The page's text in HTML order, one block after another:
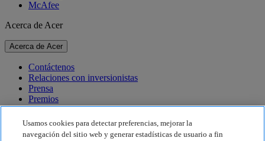
McAfee
Acerca de Acer
Acerca de Acer
Contáctenos
Relaciones con inversionistas
Prensa
Premios
Eventos
Sostenibilidad
Usamos cookies para detectar preferencias, mejorar la
navegación del sitio web y generar estadísticas de usuario a fin